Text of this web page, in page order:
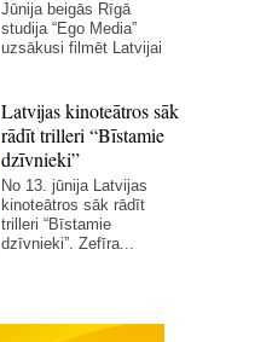
Jūnija beigās Rīgā
studija “Ego Media”
uzsākusi filmēt Latvijai
Latvijas kinoteātros sāk
rādīt trilleri “Bīstamie
dzīvnieki”
No 13. jūnija Latvijas
kinoteātros sāk rādīt
trilleri “Bīstamie
dzīvnieki”. Zefīra...